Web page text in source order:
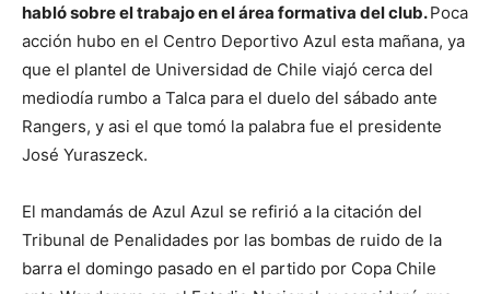
habló sobre el trabajo en el área formativa del club.Poca
acción hubo en el Centro Deportivo Azul esta mañana, ya
que el plantel de Universidad de Chile viajó cerca del
mediodía rumbo a Talca para el duelo del sábado ante
Rangers, y asi el que tomó la palabra fue el presidente
José Yuraszeck.
El mandamás de Azul Azul se refirió a la citación del
Tribunal de Penalidades por las bombas de ruido de la
barra el domingo pasado en el partido por Copa Chile